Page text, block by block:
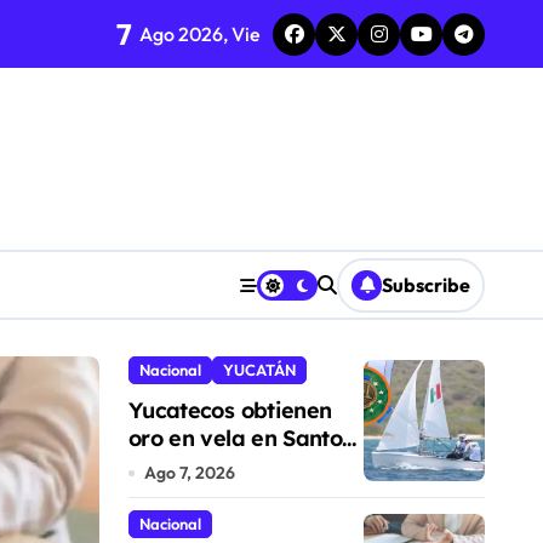
y Centroamérica
aguacate
7 Ago 2026, Vie
Subscribe
Espectaculos
Nacional YUCATÁN
Yucatecos obtienen
oro en vela en Santo
Domingo
Ago 7, 2026
Nacional